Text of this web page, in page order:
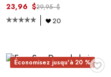
23,96 $29,95 $
20
♥
Économisez jusqu'à 20 %